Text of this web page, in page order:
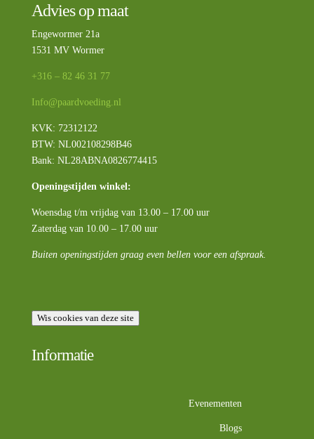
Advies op maat
Engewormer 21a
1531 MV Wormer
+316 – 82 46 31 77
Info@paardvoeding.nl
KVK: 72312122
BTW: NL002108298B46
Bank: NL28ABNA0826774415
Openingstijden winkel:
Woensdag t/m vrijdag van 13.00 – 17.00 uur
Zaterdag van 10.00 – 17.00 uur
Buiten openingstijden graag even bellen voor een afspraak.
Wis cookies van deze site
Informatie
Evenementen
Blogs